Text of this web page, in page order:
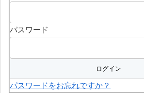
パスワード
パスワードをお忘れですか？